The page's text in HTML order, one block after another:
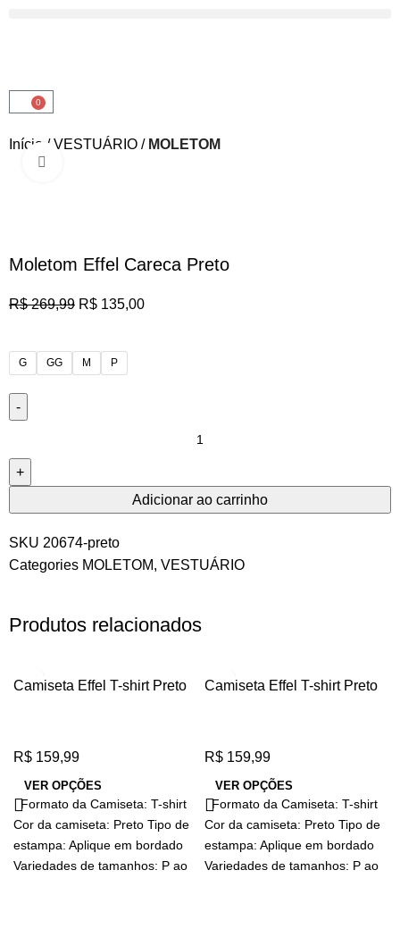
0
Início VESTUÁRIO MOLETOM
Moletom Effel Careca Preto
R$269,99 R$ 135,00
G GG M P
Adicionar ao carrinho
SKU 20674-preto
Categories MOLETOM, VESTUÁRIO
Produtos relacionados
Camiseta Effel T-shirt Preto
R$ 159,99
VER OPÇÕES
Formato da Camiseta: T-shirt
Cor da camiseta: Preto Tipo de
estampa: Aplique em bordado
Variedades de tamanhos: P ao
Camiseta Effel T-shirt Preto
R$ 159,99
VER OPÇÕES
Formato da Camiseta: T-shirt
Cor da camiseta: Preto Tipo de
estampa: Aplique em bordado
Variedades de tamanhos: P ao